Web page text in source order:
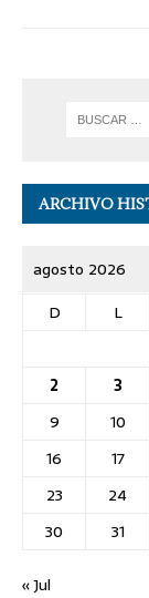
ARCHIVO
agosto 2026
D
L
2
3
9
10
16
17
23
24
30
31
« Jul